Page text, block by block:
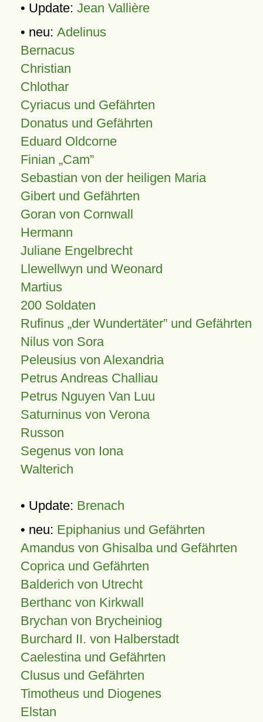
• Update: Jean Vallière
• neu: Adelinus
Bernacus
Christian
Chlothar
Cyriacus und Gefährten
Donatus und Gefährten
Eduard Oldcorne
Finian Cam
Sebastian von der heiligen Maria
Gibert und Gefährten
Goran von Cornwall
Hermann
Juliane Engelbrecht
Llewellwyn und Weonard
Martius
200 Soldaten
Rufinus „der Wundertäter” und Gefährten
Nilus von Sora
Peleusius von Alexandria
Petrus Andreas Challiau
Petrus Nguyen Van Luu
Saturninus von Verona
Russon
Segenus von Iona
Walterich
• Update: Brenach
• neu: Epiphanius und Gefährten
Amandus von Ghisalba und Gefährten
Coprica und Gefährten
Balderich von Utrecht
Berthanc von Kirkwall
Brychan von Brycheiniog
Burchard II. von Halberstadt
Caelestina und Gefährten
Clusus und Gefährten
Timotheus und Diogenes
Elstan